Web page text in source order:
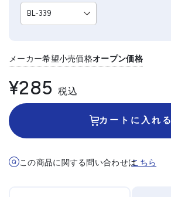
メーカー希望小売価格オープン価格
¥285 税込
カートに入れる
この商品に関する問い合わせはこちら